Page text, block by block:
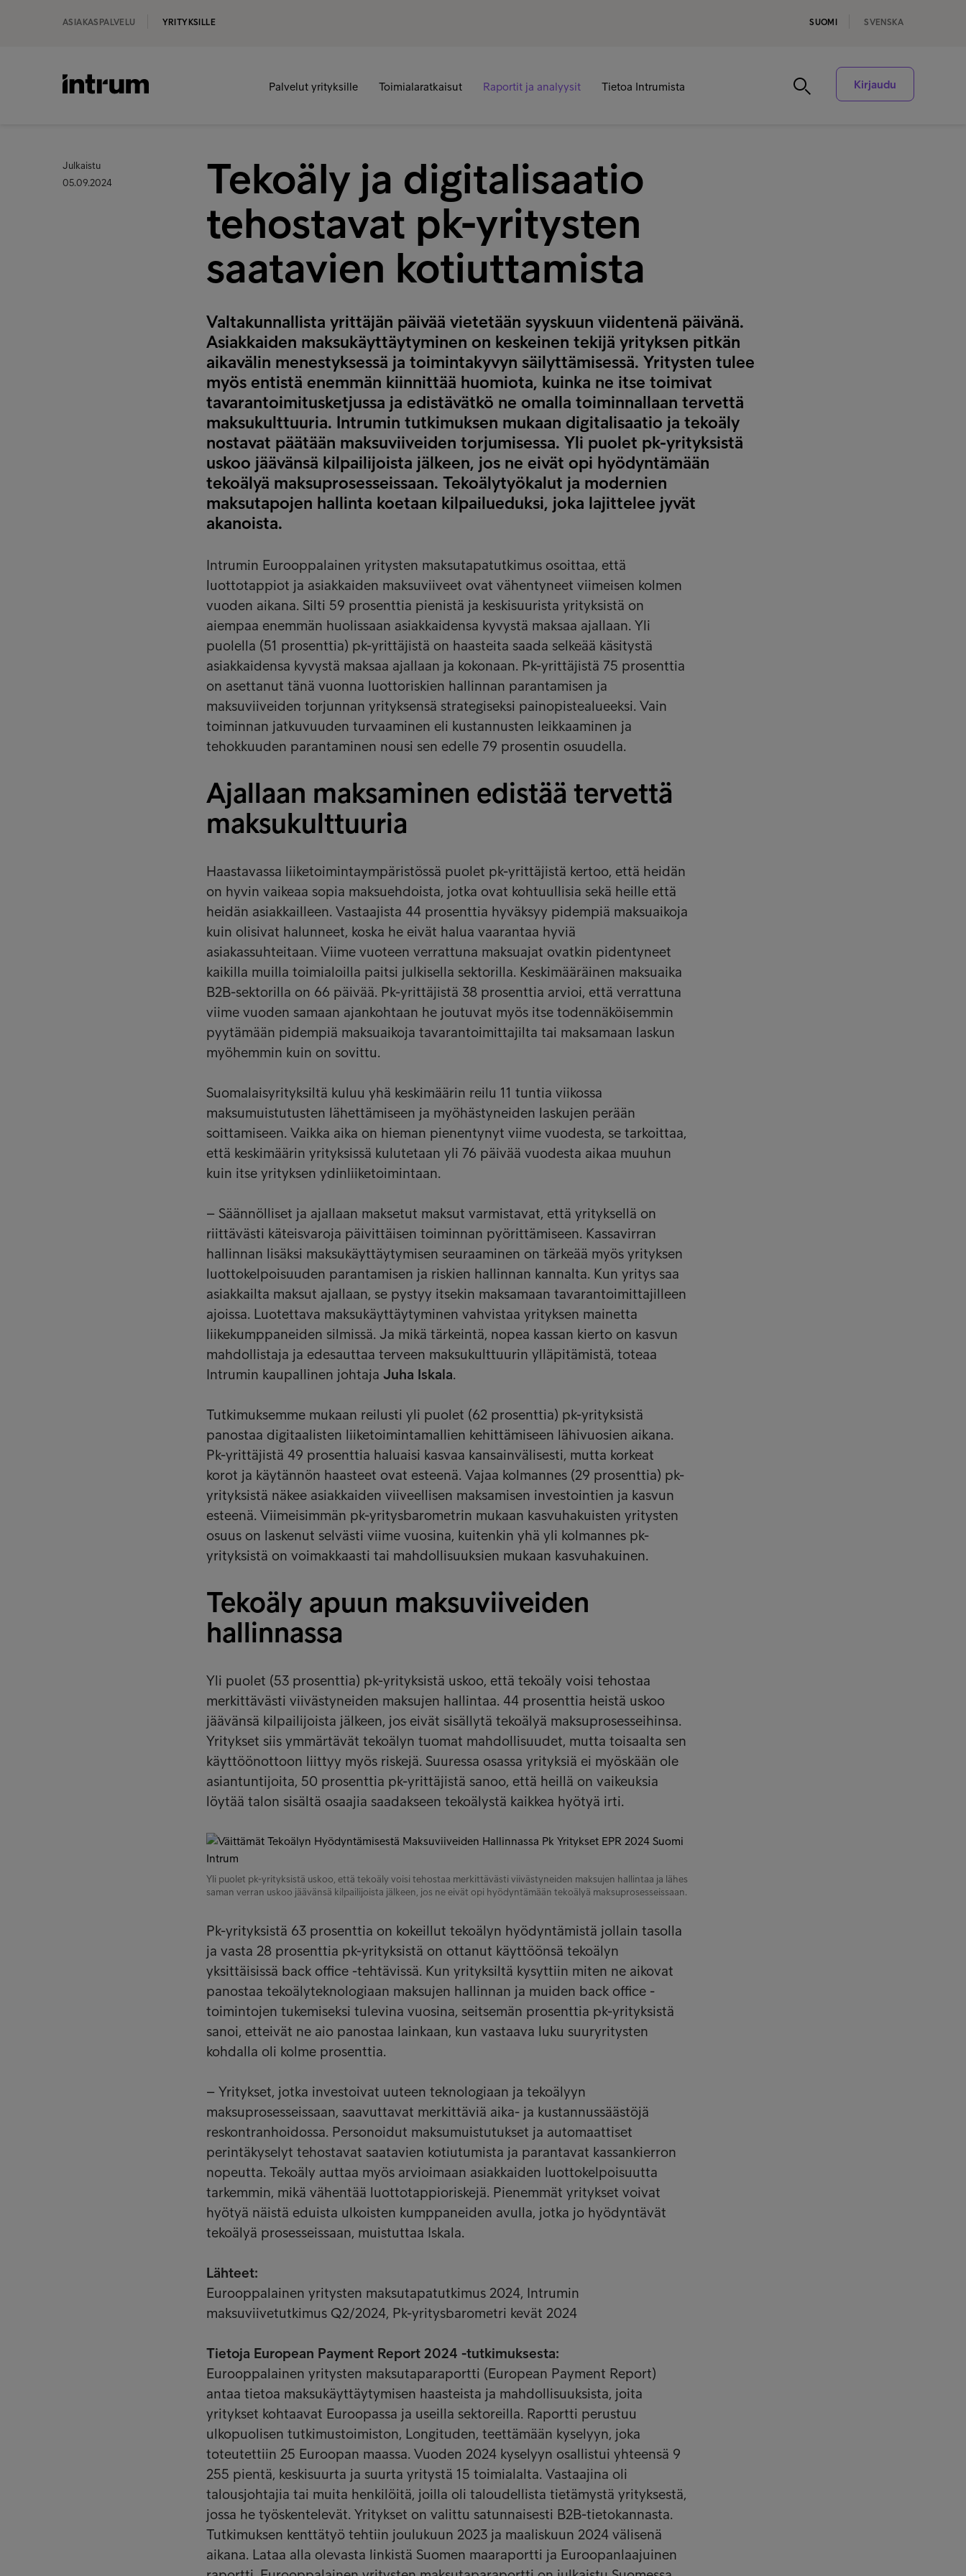
ASIAKASPALVELU YRITYKSILLE SUOMI SVENSKA
Palvelut yrityksille Toimialaratkaisut Raportit ja analyysit Tietoa Intrumista Kirjaudu
Julkaistu
05.09.2024
Tekoäly ja digitalisaatio
tehostavat pk-yritysten
saatavien kotiuttamista
Valtakunnallista yrittäjän päivää vietetään syyskuun viidentenä päivänä.
Asiakkaiden maksukäyttäytyminen on keskeinen tekijä yrityksen pitkän
aikavälin menestyksessä ja toimintakyvyn säilyttämisessä. Yritysten tulee
myös entistä enemmän kiinnittää huomiota, kuinka ne itse toimivat
tavarantoimitusketjussa ja edistävätkö ne omalla toiminnallaan tervettä
maksukulttuuria. Intrumin tutkimuksen mukaan digitalisaatio ja tekoäly
nostavat päätään maksuviiveiden torjumisessa. Yli puolet pk-yrityksistä
uskoo jäävänsä kilpailijoista jälkeen, jos ne eivät opi hyödyntämään
tekoälyä maksuprosesseissaan. Tekoälytyökalut ja modernien
maksutapojen hallinta koetaan kilpailueduksi, joka lajittelee jyvät
akanoista.
Intrumin Eurooppalainen yritysten maksutapatutkimus osoittaa, että
luottotappiot ja asiakkaiden maksuviiveet ovat vähentyneet viimeisen kolmen
vuoden aikana. Silti 59 prosenttia pienistä ja keskisuurista yrityksistä on
aiempaa enemmän huolissaan asiakkaidensa kyvystä maksaa ajallaan. Yli
puolella (51 prosenttia) pk-yrittäjistä on haasteita saada selkeää käsitystä
asiakkaidensa kyvystä maksaa ajallaan ja kokonaan. Pk-yrittäjistä 75 prosenttia
on asettanut tänä vuonna luottoriskien hallinnan parantamisen ja
maksuviiveiden torjunnan yrityksensä strategiseksi painopistealueeksi. Vain
toiminnan jatkuvuuden turvaaminen eli kustannusten leikkaaminen ja
tehokkuuden parantaminen nousi sen edelle 79 prosentin osuudella.
Ajallaan maksaminen edistää tervettä
maksukulttuuria
Haastavassa liiketoimintaympäristössä puolet pk-yrittäjistä kertoo, että heidän
on hyvin vaikeaa sopia maksuehdoista, jotka ovat kohtuullisia sekä heille että
heidän asiakkailleen. Vastaajista 44 prosenttia hyväksyy pidempiä maksuaikoja
kuin olisivat halunneet, koska he eivät halua vaarantaa hyviä
asiakassuhteitaan. Viime vuoteen verrattuna maksuajat ovatkin pidentyneet
kaikilla muilla toimialoilla paitsi julkisella sektorilla. Keskimääräinen maksuaika
B2B-sektorilla on 66 päivää. Pk-yrittäjistä 38 prosenttia arvioi, että verrattuna
viime vuoden samaan ajankohtaan he joutuvat myös itse todennäköisemmin
pyytämään pidempiä maksuaikoja tavarantoimittajilta tai maksamaan laskun
myöhemmin kuin on sovittu.
Suomalaisyrityksiltä kuluu yhä keskimäärin reilu 11 tuntia viikossa
maksumuistutusten lähettämiseen ja myöhästyneiden laskujen perään
soittamiseen. Vaikka aika on hieman pienentynyt viime vuodesta, se tarkoittaa,
että keskimäärin yrityksissä kulutetaan yli 76 päivää vuodesta aikaa muuhun
kuin itse yrityksen ydinliiketoimintaan.
– Säännölliset ja ajallaan maksetut maksut varmistavat, että yrityksellä on
riittävästi käteisvaroja päivittäisen toiminnan pyörittämiseen. Kassavirran
hallinnan lisäksi maksukäyttäytymisen seuraaminen on tärkeää myös yrityksen
luottokelpoisuuden parantamisen ja riskien hallinnan kannalta. Kun yritys saa
asiakkailta maksut ajallaan, se pystyy itsekin maksamaan tavarantoimittajilleen
ajoissa. Luotettava maksukäyttäytyminen vahvistaa yrityksen mainetta
liikekumppaneiden silmissä. Ja mikä tärkeintä, nopea kassan kierto on kasvun
mahdollistaja ja edesauttaa terveen maksukulttuurin ylläpitämistä, toteaa
Intrumin kaupallinen johtaja Juha Iskala.
Tutkimuksemme mukaan reilusti yli puolet (62 prosenttia) pk-yrityksistä
panostaa digitaalisten liiketoimintamallien kehittämiseen lähivuosien aikana.
Pk-yrittäjistä 49 prosenttia haluaisi kasvaa kansainvälisesti, mutta korkeat
korot ja käytännön haasteet ovat esteenä. Vajaa kolmannes (29 prosenttia) pk-
yrityksistä näkee asiakkaiden viiveellisen maksamisen investointien ja kasvun
esteenä. Viimeisimmän pk-yritysbarometrin mukaan kasvuhakuisten yritysten
osuus on laskenut selvästi viime vuosina, kuitenkin yhä yli kolmannes pk-
yrityksistä on voimakkaasti tai mahdollisuuksien mukaan kasvuhakuinen.
Tekoäly apuun maksuviiveiden
hallinnassa
Yli puolet (53 prosenttia) pk-yrityksistä uskoo, että tekoäly voisi tehostaa
merkittävästi viivästyneiden maksujen hallintaa. 44 prosenttia heistä uskoo
jäävänsä kilpailijoista jälkeen, jos eivät sisällytä tekoälyä maksuprosesseihinsa.
Yritykset siis ymmärtävät tekoälyn tuomat mahdollisuudet, mutta toisaalta sen
käyttöönottoon liittyy myös riskejä. Suuressa osassa yrityksiä ei myöskään ole
asiantuntijoita, 50 prosenttia pk-yrittäjistä sanoo, että heillä on vaikeuksia
löytää talon sisältä osaajia saadakseen tekoälystä kaikkea hyötyä irti.
Yli puolet pk-yrityksistä uskoo, että tekoäly voisi tehostaa merkittävästi viivästyneiden maksujen hallintaa ja lähes
saman verran uskoo jäävänsä kilpailijoista jälkeen, jos ne eivät opi hyödyntämään tekoälyä maksuprosesseissaan.
Pk-yrityksistä 63 prosenttia on kokeillut tekoälyn hyödyntämistä jollain tasolla
ja vasta 28 prosenttia pk-yrityksistä on ottanut käyttöönsä tekoälyn
yksittäisissä back office -tehtävissä. Kun yrityksiltä kysyttiin miten ne aikovat
panostaa tekoälyteknologiaan maksujen hallinnan ja muiden back office -
toimintojen tukemiseksi tulevina vuosina, seitsemän prosenttia pk-yrityksistä
sanoi, etteivät ne aio panostaa lainkaan, kun vastaava luku suuryritysten
kohdalla oli kolme prosenttia.
– Yritykset, jotka investoivat uuteen teknologiaan ja tekoälyyn
maksuprosesseissaan, saavuttavat merkittäviä aika- ja kustannussäästöjä
reskontranhoidossa. Personoidut maksumuistutukset ja automaattiset
perintäkyselyt tehostavat saatavien kotiutumista ja parantavat kassankierron
nopeutta. Tekoäly auttaa myös arvioimaan asiakkaiden luottokelpoisuutta
tarkemmin, mikä vähentää luottotappioriskejä. Pienemmät yritykset voivat
hyötyä näistä eduista ulkoisten kumppaneiden avulla, jotka jo hyödyntävät
tekoälyä prosesseissaan, muistuttaa Iskala.
Lähteet:
Eurooppalainen yritysten maksutapatutkimus 2024, Intrumin
maksuviivetutkimus Q2/2024, Pk-yritysbarometri kevät 2024
Tietoja European Payment Report 2024 -tutkimuksesta:
Eurooppalainen yritysten maksutaparaportti (European Payment Report)
antaa tietoa maksukäyttäytymisen haasteista ja mahdollisuuksista, joita
yritykset kohtaavat Euroopassa ja useilla sektoreilla. Raportti perustuu
ulkopuolisen tutkimustoimiston, Longituden, teettämään kyselyyn, joka
toteutettiin 25 Euroopan maassa. Vuoden 2024 kyselyyn osallistui yhteensä 9
255 pientä, keskisuurta ja suurta yritystä 15 toimialalta. Vastaajina oli
talousjohtajia tai muita henkilöitä, joilla oli taloudellista tietämystä yrityksestä,
jossa he työskentelevät. Yritykset on valittu satunnaisesti B2B-tietokannasta.
Tutkimuksen kenttätyö tehtiin joulukuun 2023 ja maaliskuun 2024 välisenä
aikana. Lataa alla olevasta linkistä Suomen maaraportti ja Euroopanlaajuinen